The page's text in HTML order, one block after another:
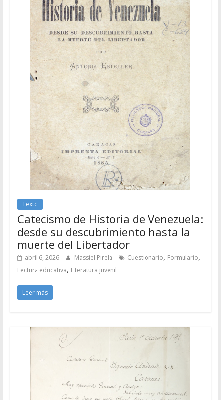
Texto
Catecismo de Historia de Venezuela:
desde su descubrimiento hasta la
muerte del Libertador
abril 6, 2026 Massiel Pirela Cuestionario, Formulario,
Lectura educativa, Literatura juvenil
Leer más